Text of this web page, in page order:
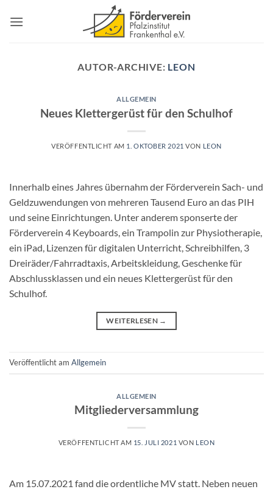
Inhalt
AUTOR-ARCHIVE: LEON
ALLGEMEIN
Neues Klettergerüst für den Schulhof
VERÖFFENTLICHT AM 1. OKTOBER 2021 VON LEON
Innerhalb eines Jahres übernahm der Förderverein Sach- und
Geldzuwendungen von mehreren Tausend Euro an das PIH
und seine Einrichtungen. Unter anderem sponserte der
Förderverein 4 Keyboards, ein Trampolin zur Physiotherapie,
ein iPad, Lizenzen für digitalen Unterricht, Schreibhilfen, 3
Dreiräder/Fahrradtaxis, Arbeitskleidung, Geschenke für
Abschlussklassen und ein neues Klettergerüst für den
Schulhof.
WEITERLESEN →
Veröffentlicht am Allgemein
ALLGEMEIN
Mitgliederversammlung
VERÖFFENTLICHT AM 15. JULI 2021 VON LEON
Am 15.07.2021 fand die ordentliche MV statt. Neben neuen